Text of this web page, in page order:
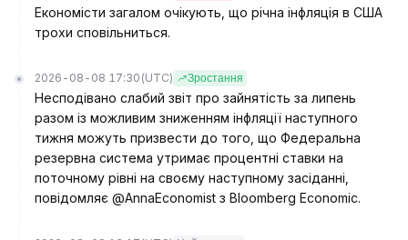
Економісти загалом очікують, що річна інфляція в США
трохи сповільниться.
2026-08-08 17:30 (UTC) Зростання
Несподівано слабий звіт про зайнятість за липень
разом із можливим зниженням інфляції наступного
тижня можуть призвести до того, що Федеральна
резервна система утримає процентні ставки на
поточному рівні на своєму наступному засіданні,
повідомляє @AnnaEconomist з Bloomberg Economic.